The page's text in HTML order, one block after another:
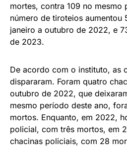
mortes, contra 109 no mesmo
número de tiroteios
janeiro a outubro de 2022, e
de 2023.
De acordo com o instituto, as
dispararam. Foram quatro
outubro de 2022, que
mesmo período deste ano,
mortos. Enquanto, em 2022,
policial, com três mortos, em
chacinas policiais, com 28